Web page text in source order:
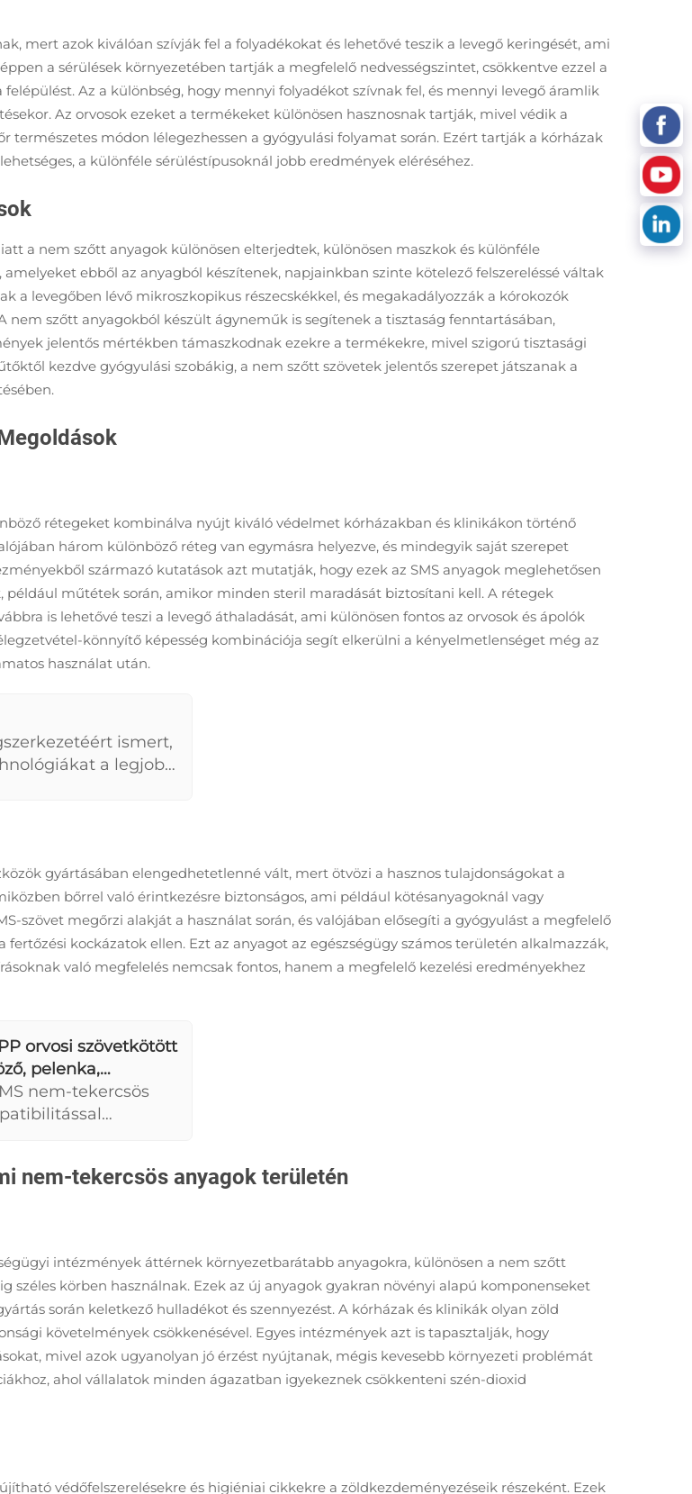
mert azok kiválóan szívják fel a folyadékokat és lehetővé teszik a levegő keringését, ami
a sérülések környezetében tartják a megfelelő nedvességszintet, csökkentve ezzel a
Az a különbség, hogy mennyi folyadékot szívnak fel, és mennyi levegő áramlik
Az orvosok ezeket a termékeket különösen hasznosnak tartják, mivel védik a
természetes módon lélegezhessen a gyógyulási folyamat során. Ezért tartják a kórházak
a különféle sérüléstípusoknál jobb eredmények eléréséhez.
a nem szőtt anyagok különösen elterjedtek, különösen maszkok és különféle
ebből az anyagból készítenek, napjainkban szinte kötelező felszereléssé váltak
a levegőben lévő mikroszkopikus részecskékkel, és megakadályozzák a kórokozók
szőtt anyagokból készült ágyneműk is segítenek a tisztaság fenntartásában,
jelentős mértékben támaszkodnak ezekre a termékekre, mivel szigorú tisztasági
kezdve gyógyulási szobákig, a nem szőtt szövetek jelentős szerepet játszanak a
rétegeket kombinálva nyújt kiváló védelmet kórházakban és klinikákon történő
három különböző réteg van egymásra helyezve, és mindegyik saját szerepet
származó kutatások azt mutatják, hogy ezek az SMS anyagok meglehetősen
műtétek során, amikor minden steril maradását biztosítani kell. A rétegek
is lehetővé teszi a levegő áthaladását, ami különösen fontos az orvosok és ápolók
könnyítő képesség kombinációja segít elkerülni a kényelmetlenséget még az
használat után.
ismert,
a legjobb
gyártásában elengedhetetlenné vált, mert ötvözi a hasznos tulajdonságokat a
bőrrel való érintkezésre biztonságos, ami például kötésanyagoknál vagy
szövet megőrzi alakját a használat során, és valójában elősegíti a gyógyulást a megfelelő
kockázatok ellen. Ezt az anyagot az egészségügy számos területén alkalmazzák,
való megfelelés nemcsak fontos, hanem a megfelelő kezelési eredményekhez
orvosi szövetkötött
pelenka,
nem-tekercsös
mind az
nem-tekercsös anyagok területén
intézmények áttérnek környezetbarátabb anyagokra, különösen a nem szőtt
széles körben használnak. Ezek az új anyagok gyakran növényi alapú komponenseket
során keletkező hulladékot és szennyezést. A kórházak és klinikák olyan zöld
követelmények csökkenésével. Egyes intézmények azt is tapasztalják, hogy
mivel azok ugyanolyan jó érzést nyújtanak, mégis kevesebb környezeti problémát
ahol vállalatok minden ágazatban igyekeznek csökkenteni szén-dioxid
védőfelszerelésekre és higiéniai cikkekre a zöldkezdeményezéseik részeként. Ezek